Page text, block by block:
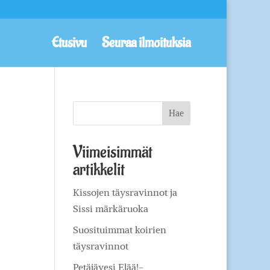
Etusivu Seuraa ilmoituksia
Viimeisimmät
artikkelit
Kissojen täysravinnot ja
Sissi märkäruoka
Suosituimmat koirien
täysravinnot
Petäjävesi Elää!-